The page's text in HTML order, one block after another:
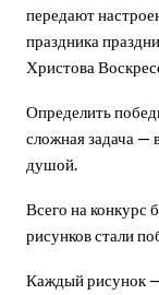
передают
праздника
Христова
Определить
сложная задача —
душой.
Всего на конкурс
рисунков стали
Каждый рисунок